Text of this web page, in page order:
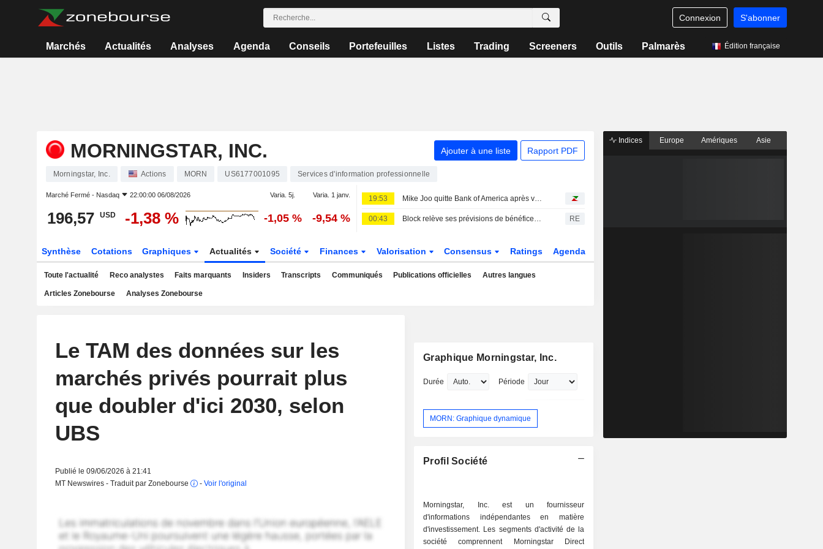
Connexion S'abonner
Marchés Actualités Analyses Agenda Conseils Portefeuilles Listes Trading Screeners Outils Palmarès Édition française
MORNINGSTAR, INC. Ajouter à une liste Rapport PDF
Morningstar, Inc. Actions MORN US6177001095 Services d'information professionnelle
Marché Fermé - Nasdaq 22:00:00 06/08/2026 Varia. 5j. Varia. 1 janv.
196,57 USD -1,38 % -1,05 % -9,54 %
19:53 Mike Joo quitte Bank of America après vingt ans au sein du groupe
00:43 Block relève ses prévisions de bénéfices pour 2026, porté par la croissance de Cash App et l'amélioration de ses marges RE
Synthèse Cotations Graphiques Actualités Société Finances Valorisation Consensus Ratings Agenda
Toute l'actualité Reco analystes Faits marquants Insiders Transcripts Communiqués Publications officielles Autres langues
Articles Zonebourse Analyses Zonebourse
Le TAM des données sur les
marchés privés pourrait plus
que doubler d'ici 2030, selon
UBS
Publié le 09/06/2026 à 21:41
MT Newswires - Traduit par Zonebourse
- Voir l'original
Graphique Morningstar, Inc.
Durée Période
MORN: Graphique dynamique
Profil Société
Morningstar, Inc. est un fournisseur
d'informations indépendantes en matière
d'investissement. Les segments d'activité de la
société comprennent Morningstar Direct
Indices Europe Amériques Asie